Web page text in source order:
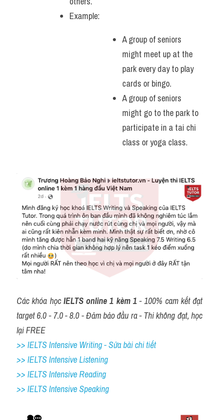
Example:
A group of seniors
might meet up at the
park every day to play
cards or bingo.
A group of seniors
might go to the park to
participate in a tai chi
class or yoga class.
Các khóa học IELTS online 1 kèm 1 - 100% cam kết đạt
target 6.0 - 7.0 - 8.0 - Đảm bảo đầu ra - Thi không đạt, học
lại FREE
>> IELTS Intensive Writing - Sửa bài chi tiết
>> IELTS Intensive Listening
>> IELTS Intensive Reading
>> IELTS Intensive Speaking